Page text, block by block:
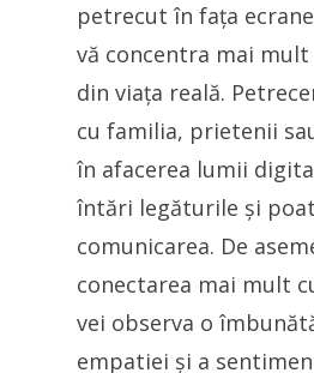
petrecut în fața
vă concentra mai
din viața reală.
cu familia, prietenii
în afacerea lumii
întări legăturile și
comunicarea. De
conectarea mai mult
vei observa o
empatiei și a